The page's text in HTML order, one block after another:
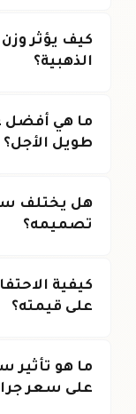
كيف يؤثر
الذهبية؟
ما هي أفضل
طويل الأجل؟
هل يختلف
تصميمه؟
كيفية
على قيمته؟
ما هو تأثير
على سعر جرام